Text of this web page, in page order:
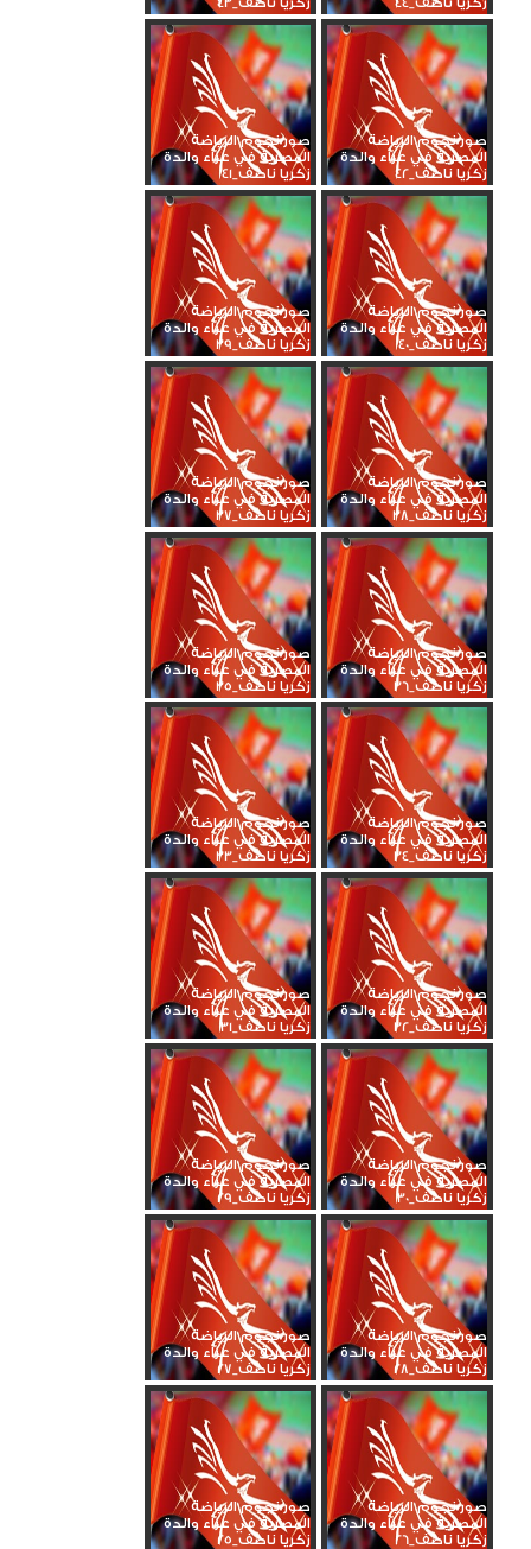
صور نجوم الرياضة
المصرية في عزاء والدة
زكريا ناصف_42
صور نجوم الرياضة
المصرية في عزاء والدة
زكريا ناصف_41
صور نجوم الرياضة
المصرية في عزاء والدة
زكريا ناصف_40
صور نجوم الرياضة
المصرية في عزاء والدة
زكريا ناصف_39
صور نجوم الرياضة
المصرية في عزاء والدة
زكريا ناصف_38
صور نجوم الرياضة
المصرية في عزاء والدة
زكريا ناصف_37
صور نجوم الرياضة
المصرية في عزاء والدة
زكريا ناصف_36
صور نجوم الرياضة
المصرية في عزاء والدة
زكريا ناصف_35
صور نجوم الرياضة
المصرية في عزاء والدة
زكريا ناصف_34
صور نجوم الرياضة
المصرية في عزاء والدة
زكريا ناصف_33
صور نجوم الرياضة
المصرية في عزاء والدة
زكريا ناصف_32
صور نجوم الرياضة
المصرية في عزاء والدة
زكريا ناصف_31
صور نجوم الرياضة
المصرية في عزاء والدة
زكريا ناصف_30
صور نجوم الرياضة
المصرية في عزاء والدة
زكريا ناصف_29
صور نجوم الرياضة
المصرية في عزاء والدة
زكريا ناصف_28
صور نجوم الرياضة
المصرية في عزاء والدة
زكريا ناصف_27
صور نجوم الرياضة
المصرية في عزاء والدة
زكريا ناصف_26
صور نجوم الرياضة
المصرية في عزاء والدة
زكريا ناصف_25